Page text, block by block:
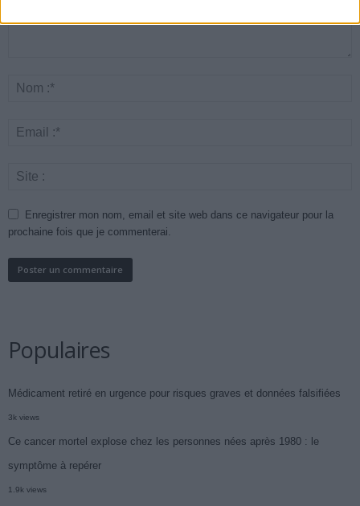
Enregistrer mon nom, email et site web dans ce navigateur pour la
prochaine fois que je commenterai.
Populaires
Médicament retiré en urgence pour risques graves et données falsifiées
3k views
Ce cancer mortel explose chez les personnes nées après 1980 : le
symptôme à repérer
1.9k views